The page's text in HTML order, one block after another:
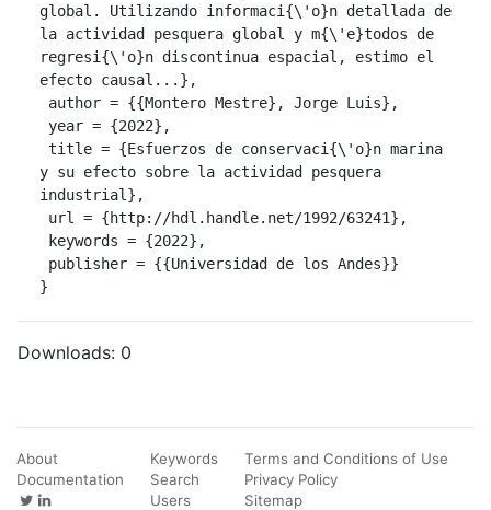
global. Utilizando informaci{\'o}n detallada de
la actividad pesquera global y m{\'e}todos de
regresi{\'o}n discontinua espacial, estimo el
efecto causal...},
y su efecto sobre la actividad pesquera
industrial},
}
Downloads: 0
About
Documentation
Keywords
Search
Users
Terms and Conditions of Use
Privacy Policy
Sitemap